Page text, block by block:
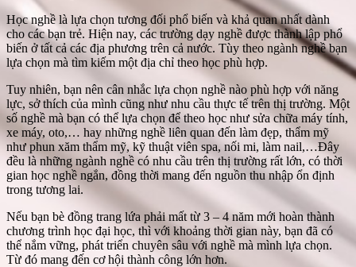
Học nghề là lựa chọn tương đối phổ biến và khả quan nhất dành
cho các bạn trẻ. Hiện nay, các trường dạy nghề được thành lập phổ
biến ở tất cả các địa phương trên cả nước. Tùy theo ngành nghề bạn
lựa chọn mà tìm kiếm một địa chỉ theo học phù hợp.
Tuy nhiên, bạn nên cân nhắc lựa chọn nghề nào phù hợp với năng
lực, sở thích của mình cũng như nhu cầu thực tế trên thị trường. Một
số nghề mà bạn có thể lựa chọn để theo học như sửa chữa máy tính,
xe máy, oto,… hay những nghề liên quan đến làm đẹp, thẩm mỹ
như phun xăm thẩm mỹ, kỹ thuật viên spa, nối mi, làm nail,…Đây
đều là những ngành nghề có nhu cầu trên thị trường rất lớn, có thời
gian học nghề ngắn, đồng thời mang đến nguồn thu nhập ổn định
trong tương lai.
Nếu bạn bè đồng trang lứa phải mất từ 3 – 4 năm mới hoàn thành
chương trình học đại học, thì với khoảng thời gian này, bạn đã có
thể nắm vững, phát triển chuyên sâu với nghề mà mình lựa chọn.
Từ đó mang đến cơ hội thành công lớn hơn.